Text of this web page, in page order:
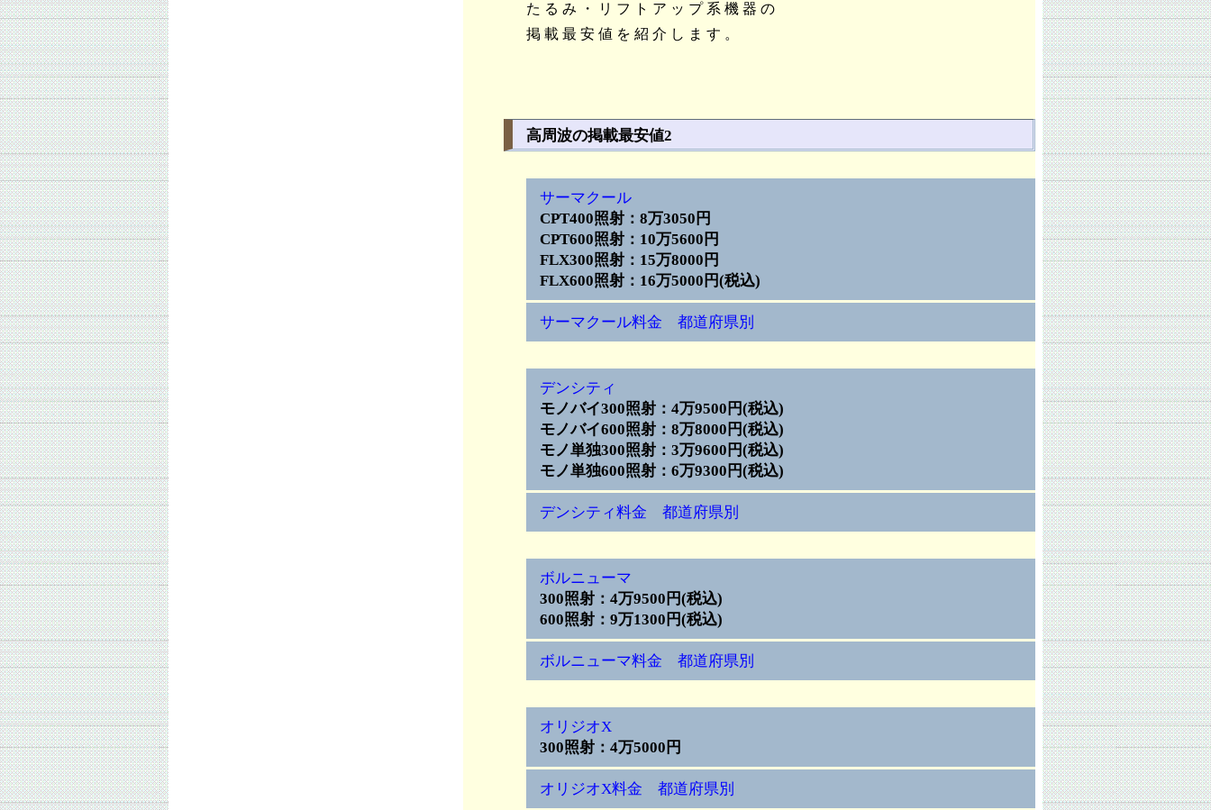
たるみ・リフトアップ系機器の
掲載最安値を紹介します。
高周波の掲載最安値2
サーマクール
CPT400照射：8万3050円
CPT600照射：10万5600円
FLX300照射：15万8000円
FLX600照射：16万5000円(税込)
サーマクール料金 都道府県別
デンシティ
モノバイ300照射：4万9500円(税込)
モノバイ600照射：8万8000円(税込)
モノ単独300照射：3万9600円(税込)
モノ単独600照射：6万9300円(税込)
デンシティ料金 都道府県別
ボルニューマ
300照射：4万9500円(税込)
600照射：9万1300円(税込)
ボルニューマ料金 都道府県別
オリジオX
300照射：4万5000円
オリジオX料金 都道府県別